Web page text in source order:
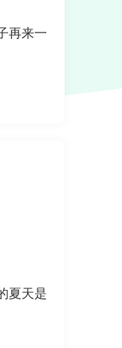
再来一
夏天是